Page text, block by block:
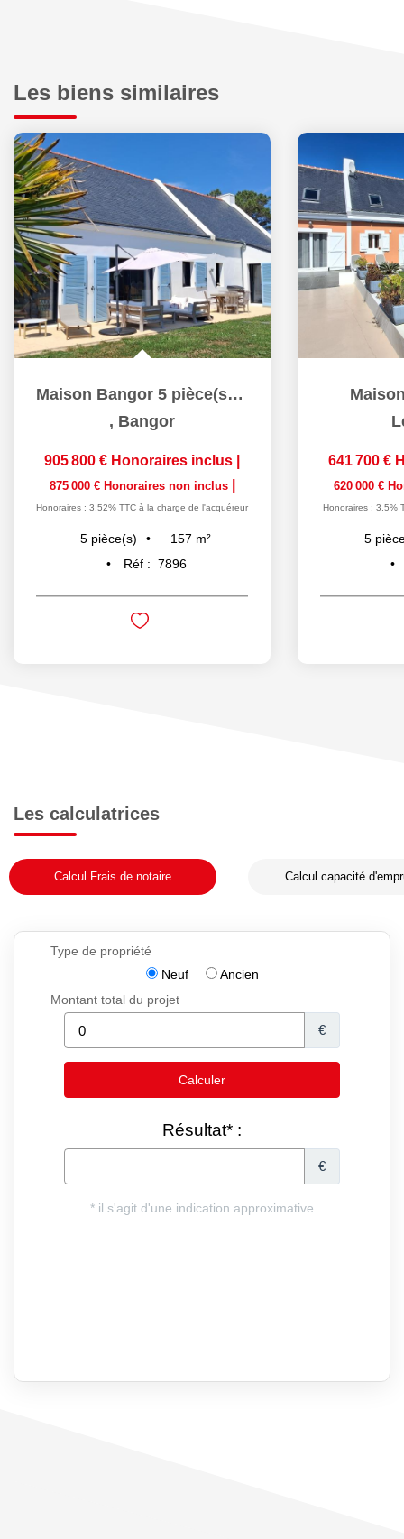
Les biens similaires
Maison Bangor 5 pièce(s) 156.76 m2
, Bangor
905 800 € Honoraires inclus
875 000 € Honoraires non inclus
Honoraires : 3,52% TTC à la charge de l'acquéreur
5 pièce(s) 157 m²
Réf : 7896
641 700 €
620 000 €
Honoraires : 3,5%
5
Les calculatrices
Calcul Frais de notaire Calcul capacité